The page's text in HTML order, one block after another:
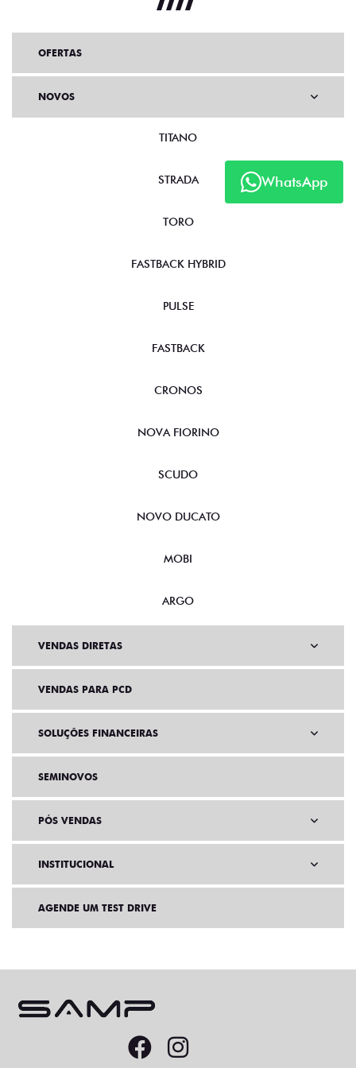
WhatsApp
OFERTAS
NOVOS
TITANO
STRADA
TORO
FASTBACK HYBRID
PULSE
FASTBACK
CRONOS
NOVA FIORINO
SCUDO
NOVO DUCATO
MOBI
ARGO
VENDAS DIRETAS
VENDAS PARA PCD
SOLUÇÕES FINANCEIRAS
SEMINOVOS
PÓS VENDAS
INSTITUCIONAL
AGENDE UM TEST DRIVE